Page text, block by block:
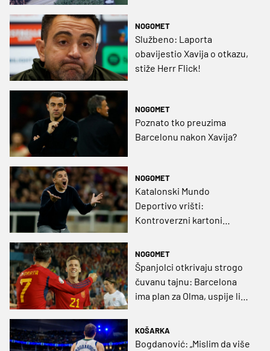
NOGOMET
Službeno: Laporta
obavijestio Xavija o otkazu,
stiže Herr Flick!
NOGOMET
Poznato tko preuzima
Barcelonu nakon Xavija?
NOGOMET
Katalonski Mundo
Deportivo vrišti:
Kontroverzni kartoni
Bernabéua!
NOGOMET
Španjolci otkrivaju strogo
čuvanu tajnu: Barcelona
ima plan za Olma, uspije li
KOŠARKA
Bogdanović: „Mislim da više